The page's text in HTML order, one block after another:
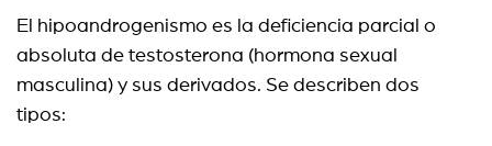
El hipoandrogenismo es la deficiencia parcial o
absoluta de testosterona (hormona sexual
masculina) y sus derivados. Se describen dos
tipos: